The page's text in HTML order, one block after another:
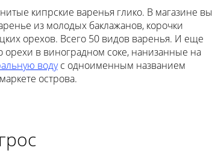
кипрские варенья глико. В магазине вы
из молодых баклажанов, корочки
орехов. Всего 50 видов варенья. И еще
орехи в виноградном соке, нанизанные на
водус одноименным названием
острова.